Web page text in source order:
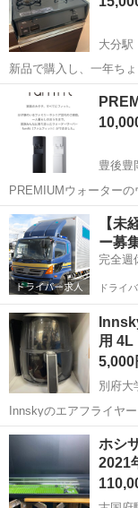
大分駅
新品で購入し、一年ち
除がしやすいです。 頻
大分 大分市
豊後豊
PREMIUMウォーター
サーバー本体価格
大分 速見郡 豊
【未
ー募
完全週
ドライ
用 4L
5,000
別府大
Innskyのエアフライヤー（電気
ため、ご理解いただけ
大分 別府市 別
ホシ
2021